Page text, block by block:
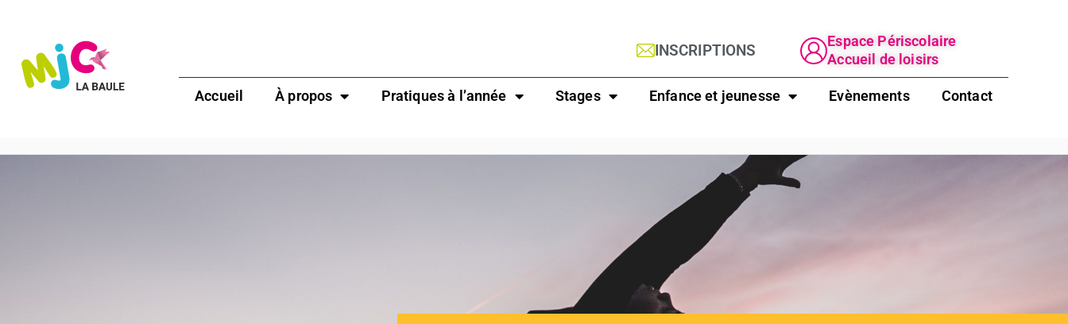
INSCRIPTIONS
Espace Périscolaire
Accueil de loisirs
Accueil À propos Pratiques à l’année Stages Enfance et jeunesse Evènements Contact